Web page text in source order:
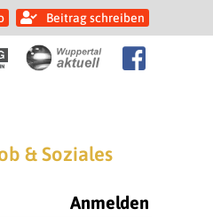
Beitrag schreiben
& Soziales
Anmelden